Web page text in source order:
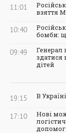
11:01
взяття
10:40
бомби:
09:49
Генерал
здатися
дітей
19:15 В
17:10
Нові